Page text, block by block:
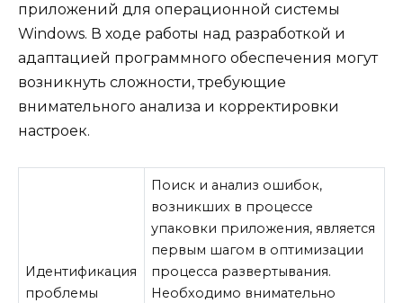
приложений для операционной системы
Windows. В ходе работы над разработкой и
адаптацией программного обеспечения могут
возникнуть сложности, требующие
внимательного анализа и корректировки
настроек.
Идентификация
проблемы
Поиск и анализ ошибок,
возникших в процессе
упаковки приложения, является
первым шагом в оптимизации
процесса развертывания.
Необходимо внимательно